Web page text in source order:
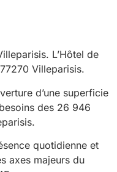
L’Hôtel de
Villeparisis.
d’une superficie
des 26 946
quotidienne et
axes majeurs du